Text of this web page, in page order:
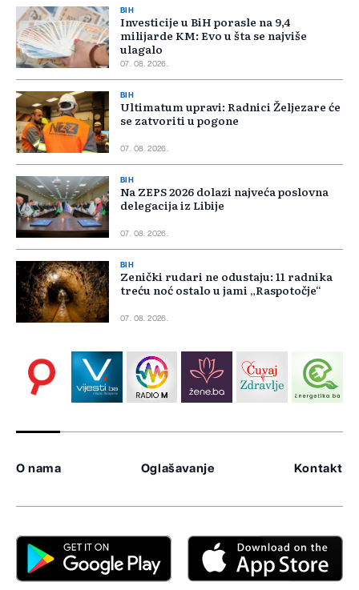
BIH
Investicije u BiH porasle na 9,4
milijarde KM: Evo u šta se najviše
ulagalo
07. 08. 2026.
BIH
Ultimatum upravi: Radnici Željezare će
se zatvoriti u pogone
07. 08. 2026.
BIH
Na ZEPS 2026 dolazi najveća poslovna
delegacija iz Libije
07. 08. 2026.
BIH
Zenički rudari ne odustaju: 11 radnika
treću noć ostalo u jami „Raspotočje“
07. 08. 2026.
O nama Oglašavanje Kontakt